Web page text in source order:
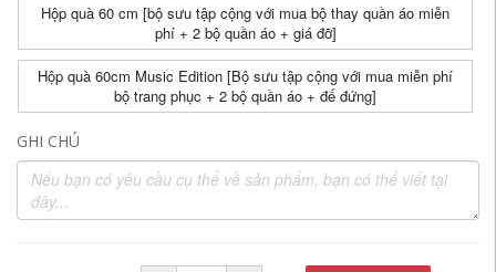
Hộp quà 60 cm [bộ sưu tập cộng với mua bộ thay quần áo miễn
phí + 2 bộ quần áo + giá đỡ]
Hộp quà 60cm Music Edition [Bộ sưu tập cộng với mua miễn phí
bộ trang phục + 2 bộ quần áo + đế đứng]
GHI CHÚ